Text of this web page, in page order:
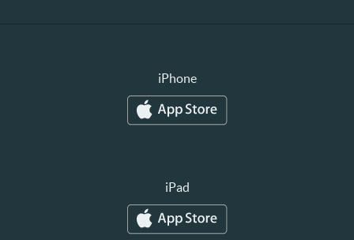
iPhone
iPad